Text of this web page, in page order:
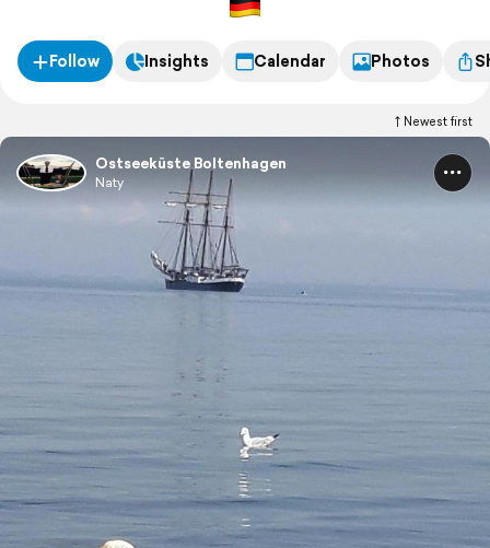
Follow Insights Calendar Photos
Newest first
Ostseeküste Boltenhagen
Naty